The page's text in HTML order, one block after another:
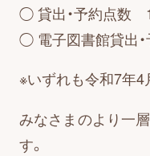
イベント
お知らせ
お知らせ
◯ 貸出・予約点数
◯ 電子図書館貸出
※いずれも令和7年4
みなさまのより一
す。